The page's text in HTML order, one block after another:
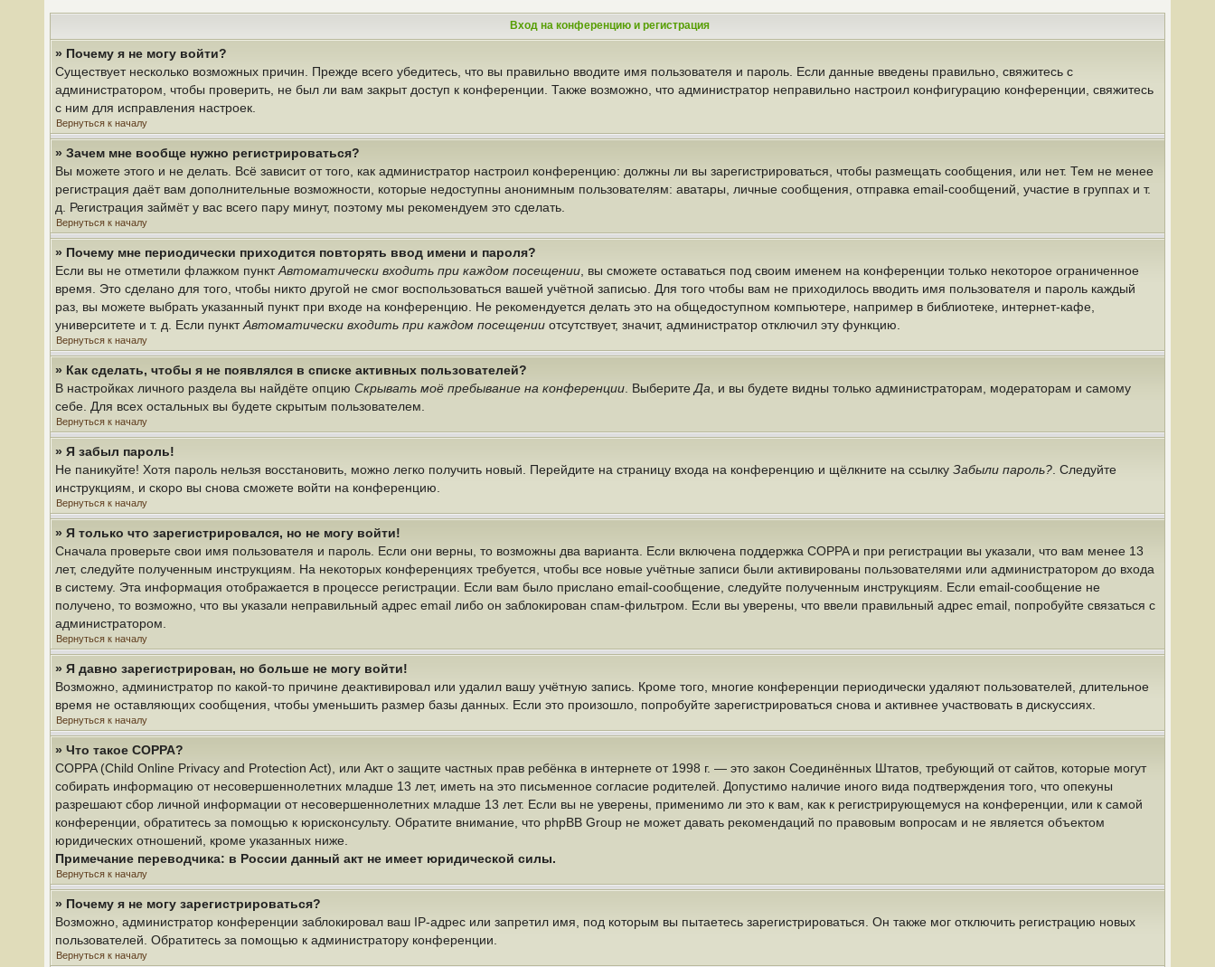
Вход на конференцию и регистрация
» Почему я не могу войти?
Существует несколько возможных причин. Прежде всего убедитесь, что вы правильно вводите имя пользователя и пароль. Если данные введены правильно, свяжитесь с
администратором, чтобы проверить, не был ли вам закрыт доступ к конференции. Также возможно, что администратор неправильно настроил конфигурацию конференции, свяжитесь
с ним для исправления настроек.
Вернуться к началу
» Зачем мне вообще нужно регистрироваться?
Вы можете этого и не делать. Всё зависит от того, как администратор настроил конференцию: должны ли вы зарегистрироваться, чтобы размещать сообщения, или нет. Тем не менее
регистрация даёт вам дополнительные возможности, которые недоступны анонимным пользователям: аватары, личные сообщения, отправка email-сообщений, участие в группах и т.
д. Регистрация займёт у вас всего пару минут, поэтому мы рекомендуем это сделать.
Вернуться к началу
» Почему мне периодически приходится повторять ввод имени и пароля?
Если вы не отметили флажком пунктАвтоматически входить при каждом посещении , вы сможете оставаться под своим именем на конференции только некоторое ограниченное
время. Это сделано для того, чтобы никто другой не смог воспользоваться вашей учётной записью. Для того чтобы вам не приходилось вводить имя пользователя и пароль каждый
раз, вы можете выбрать указанный пункт при входе на конференцию. Не рекомендуется делать это на общедоступном компьютере, например в библиотеке, интернет-кафе,
университете и т. д. Если пунктАвтоматически входить при каждом посещении отсутствует, значит, администратор отключил эту функцию.
Вернуться к началу
» Как сделать, чтобы я не появлялся в списке активных пользователей?
В настройках личного раздела вы найдёте опцию Скрывать моё пребывание на конференции . Выберите Да , и вы будете видны только администраторам, модераторам и самому
себе. Для всех остальных вы будете скрытым пользователем.
Вернуться к началу
» Я забыл пароль!
Не паникуйте! Хотя пароль нельзя восстановить, можно легко получить новый. Перейдите на страницу входа на конференцию и щёлкните на ссылку Забыли пароль? . Следуйте
инструкциям, и скоро вы снова сможете войти на конференцию.
Вернуться к началу
» Я только что зарегистрировался, но не могу войти!
Сначала проверьте свои имя пользователя и пароль. Если они верны, то возможны два варианта. Если включена поддержка COPPA и при регистрации вы указали, что вам менее 13
лет, следуйте полученным инструкциям. На некоторых конференциях требуется, чтобы все новые учётные записи были активированы пользователями или администратором до входа
в систему. Эта информация отображается в процессе регистрации. Если вам было прислано email-сообщение, следуйте полученным инструкциям. Если email-сообщение не
получено, то возможно, что вы указали неправильный адрес email либо он заблокирован спам-фильтром. Если вы уверены, что ввели правильный адрес email, попробуйте связаться с
администратором.
Вернуться к началу
» Я давно зарегистрирован, но больше не могу войти!
Возможно, администратор по какой-то причине деактивировал или удалил вашу учётную запись. Кроме того, многие конференции периодически удаляют пользователей, длительное
время не оставляющих сообщения, чтобы уменьшить размер базы данных. Если это произошло, попробуйте зарегистрироваться снова и активнее участвовать в дискуссиях.
Вернуться к началу
» Что такое COPPA?
COPPA (Child Online Privacy and Protection Act), или Акт о защите частных прав ребёнка в интернете от 1998 г. — это закон Соединённых Штатов, требующий от сайтов, которые могут
собирать информацию от несовершеннолетних младше 13 лет, иметь на это письменное согласие родителей. Допустимо наличие иного вида подтверждения того, что опекуны
разрешают сбор личной информации от несовершеннолетних младше 13 лет. Если вы не уверены, применимо ли это к вам, как к регистрирующемуся на конференции, или к самой
конференции, обратитесь за помощью к юрисконсульту. Обратите внимание, что phpBB Group не может давать рекомендаций по правовым вопросам и не является объектом
юридических отношений, кроме указанных ниже.
Примечание переводчика: в России данный акт не имеет юридической силы.
Вернуться к началу
» Почему я не могу зарегистрироваться?
Возможно, администратор конференции заблокировал ваш IP-адрес или запретил имя, под которым вы пытаетесь зарегистрироваться. Он также мог отключить регистрацию новых
пользователей. Обратитесь за помощью к администратору конференции.
Вернуться к началу